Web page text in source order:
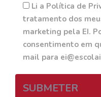
Li a Política de
tratamento dos
marketing pela EI.
consentimento em
mail para
SUBMETER